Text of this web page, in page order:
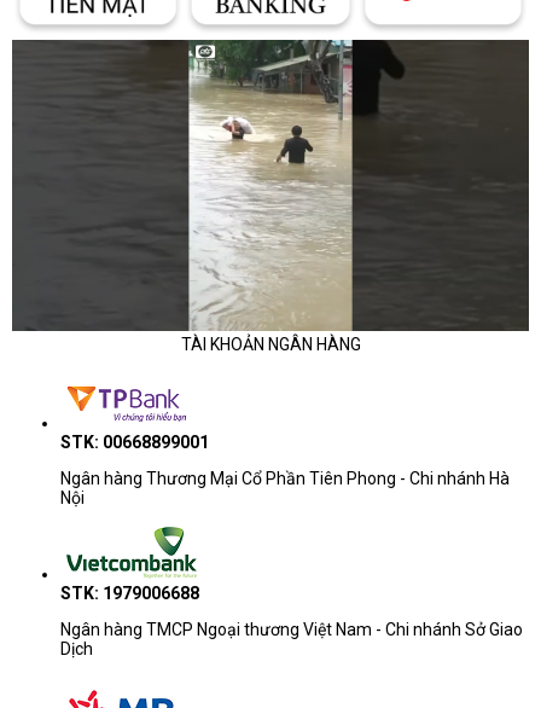
TÀI KHOẢN NGÂN HÀNG
STK: 00668899001
Ngân hàng Thương Mại Cổ Phần Tiên Phong - Chi nhánh Hà
Nội
STK: 1979006688
Ngân hàng TMCP Ngoại thương Việt Nam - Chi nhánh Sở Giao
Dịch